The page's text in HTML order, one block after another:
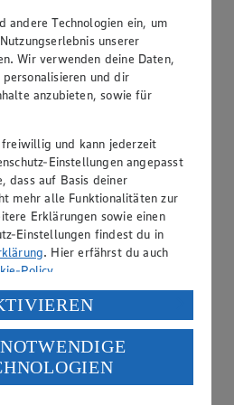
der Woche deines Marktes im
an.
im Browser
auf einem Blick.
andere Technologien ein, um
unserer
Wir verwenden deine Daten,
und dir
anzubieten, sowie für
und kann jederzeit
Einstellungen angepasst
dass auf Basis deiner
mehr alle Funktionalitäten zur
Erklärungen sowie einen
Einstellungen findest du in
. Hier erfährst du auch
Policy.
Daten in den
YouTube:
klickst, willigst du im Sinne
1 lit. a) DSGVO ein, dass deine
werden. Der EuGH sieht